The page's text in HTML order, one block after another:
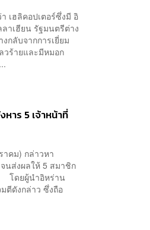
เฮลิคอปเตอร์ซึ่งมี อิ
าเฮียน รัฐมนตรีต่าง
กลับจากการเยี่ยม
วร้ายและมีหมอก
าร 5 เจ้าหน้าที่
คม) กล่าวหา
นส่งผลให้ 5 สมาชิก
โดยผู้นำอิหร่าน
ตีดังกล่าว ซึ่งถือ